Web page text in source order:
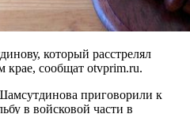
который расстрелял
крае, сообщат otvprim.ru.
приговорили к
в войсковой части в